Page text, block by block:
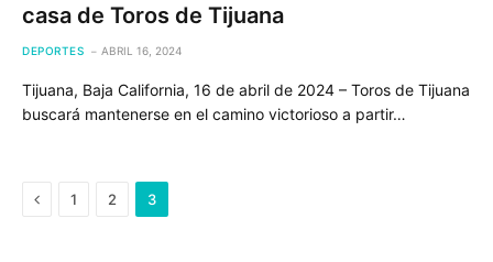
casa de Toros de Tijuana
DEPORTES ABRIL 16, 2024
Tijuana, Baja California, 16 de abril de 2024 – Toros de Tijuana
buscará mantenerse en el camino victorioso a partir…
Previous
1 2 3